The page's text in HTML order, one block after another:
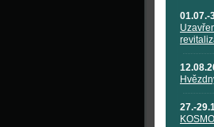
01.07.-
27.-